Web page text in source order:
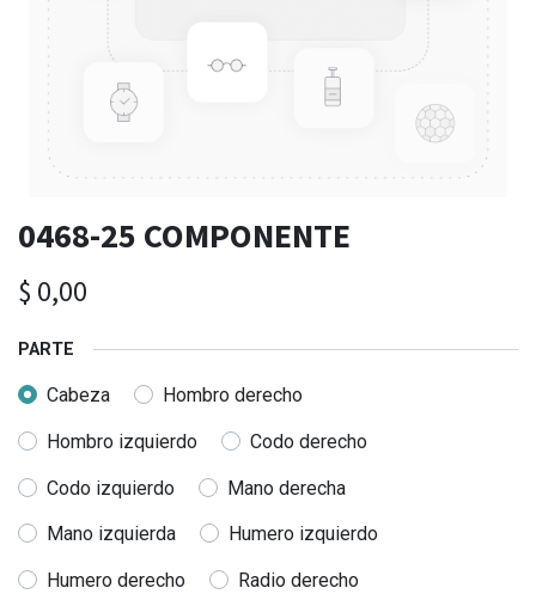
0468-25 COMPONENTE
$ 0,00
PARTE
Cabeza Hombro derecho
Hombro izquierdo Codo derecho
Codo izquierdo Mano derecha
Mano izquierda Humero izquierdo
Humero derecho Radio derecho